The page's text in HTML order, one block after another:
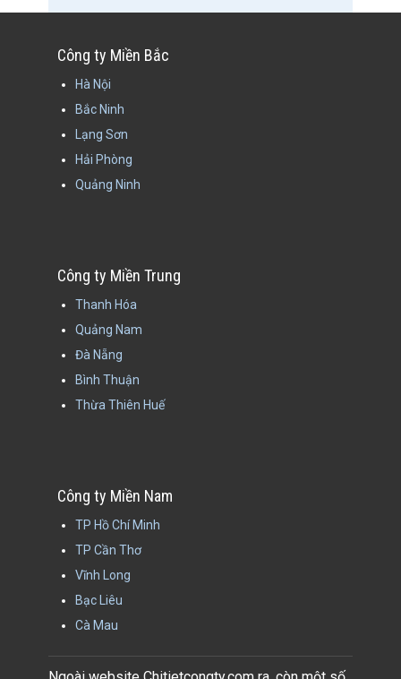
Công ty Miền Bắc
Hà Nội
Bắc Ninh
Lạng Sơn
Hải Phòng
Quảng Ninh
Công ty Miền Trung
Thanh Hóa
Quảng Nam
Đà Nẵng
Bình Thuận
Thừa Thiên Huế
Công ty Miền Nam
TP Hồ Chí Minh
TP Cần Thơ
Vĩnh Long
Bạc Liêu
Cà Mau